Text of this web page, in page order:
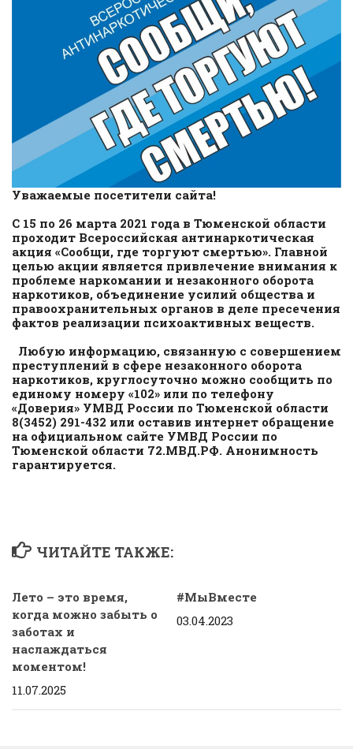
Уважаемые посетители сайта!
С 15 по 26 марта 2021 года в Тюменской области
проходит Всероссийская антинаркотическая
акция «Сообщи, где торгуют смертью». Главной
целью акции является привлечение внимания к
проблеме наркомании и незаконного оборота
наркотиков, объединение усилий общества и
правоохранительных органов в деле пресечения
фактов реализации психоактивных веществ.
Любую информацию, связанную с совершением
преступлений в сфере незаконного оборота
наркотиков, круглосуточно можно сообщить по
единому номеру «102» или по телефону
«Доверия» УМВД России по Тюменской области
8(3452) 291-432 или оставив интернет обращение
на официальном сайте УМВД России по
Тюменской области 72.МВД.РФ. Анонимность
гарантируется.
ЧИТАЙТЕ ТАКЖЕ:
Лето – это время,
когда можно забыть о
заботах и
наслаждаться
моментом!
11.07.2025
#МыВместе
03.04.2023